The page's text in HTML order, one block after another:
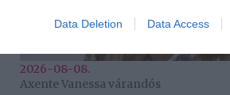
Data Deletion Data Access
2026-08-08.
Axente Vanessa várandós